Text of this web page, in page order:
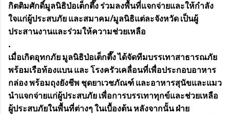
กิตติมศักดิ์มูลนิธิป่อเต็กตึ๊ง ร่วมลงพื้นที่แจกจ่ายและให้กำลัง
ใจแก่ผู้ประสบภัย และสมาคม/มูลนิธิแต่ละจังหวัด เป็นผู้
ประสานงานและร่วมให้ความช่วยเหลือ
.
เมื่อเกิดอุทกภัย มูลนิธิป่อเต็กตึ๊ง ได้จัดทีมบรรเทาสาธารณภัย
พร้อมเรือท้องแบน และ โรงครัวเคลื่อนที่เพื่อประกอบอาหาร
กล่อง พร้อมถุงยังชีพ ชุดยาเวชภัณฑ์ และอาหารสุนัขและแมว
นำแจกจ่ายแก่ผู้ประสบภัย เพื่อการบรรเทาทุกข์และช่วยเหลือ
ผู้ประสบภัยในพื้นที่ต่างๆ ในเบื้องต้น หลังจากนั้น ฝ่าย